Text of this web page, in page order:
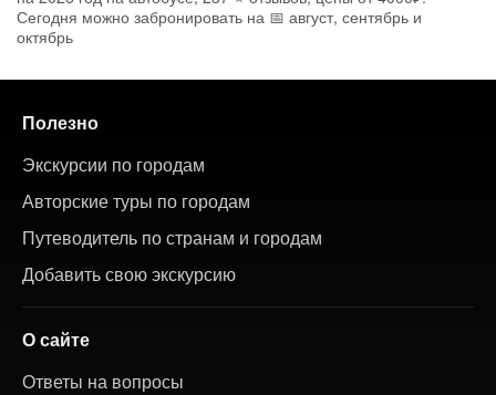
Сегодня можно забронировать на 📅 август, сентябрь и
октябрь
Полезно
Экскурсии по городам
Авторские туры по городам
Путеводитель по странам и городам
Добавить свою экскурсию
О сайте
Ответы на вопросы